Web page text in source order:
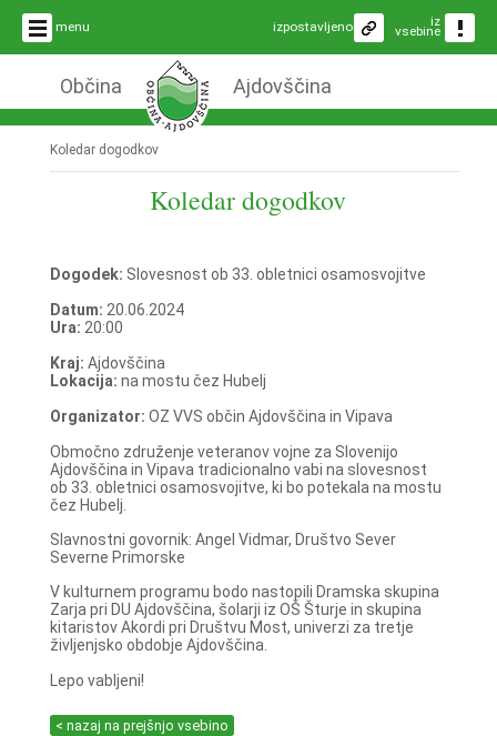
menu iz
vsebine
izpostavljeno
Občina Ajdovščina
Koledar dogodkov
Koledar dogodkov
Dogodek: Slovesnost ob 33. obletnici osamosvojitve
Datum: 20.06.2024
Ura: 20:00
Kraj: Ajdovščina
Lokacija: na mostu čez Hubelj
Organizator: OZ VVS občin Ajdovščina in Vipava
Območno združenje veteranov vojne za Slovenijo
Ajdovščina in Vipava tradicionalno vabi na slovesnost
ob 33. obletnici osamosvojitve, ki bo potekala na mostu
čez Hubelj.
Slavnostni govornik: Angel Vidmar, Društvo Sever
Severne Primorske
V kulturnem programu bodo nastopili Dramska skupina
Zarja pri DU Ajdovščina, šolarji iz OŠ Šturje in skupina
kitaristov Akordi pri Društvu Most, univerzi za tretje
življenjsko obdobje Ajdovščina.
Lepo vabljeni!
< nazaj na prejšnjo vsebino